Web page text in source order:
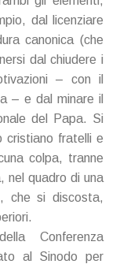
dal licenziare
canonica (che
dal chiudere i
– con il
– e dal minare il
del Papa. Si
cristiano fratelli e
colpa, tranne
nel quadro di una
che si discosta,
Conferenza
al Sinodo per